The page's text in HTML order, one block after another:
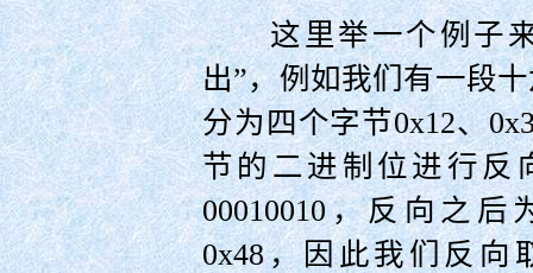
这里举一个例子来
出”，例如我们有一段
分为四个字节0x12、
节的二进制位进行反
00010010，反向之后
0x48，因此我们反向